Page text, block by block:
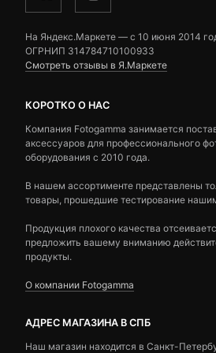
На Яндекс.Маркете — c 10 июня 2014
ОГРНИП 314784710100933
Смотреть отзывы в Я.Маркете
КОРОТКО О НАС
Компания Fotogamma занимается
аксессуаров для профессионального
оборудования с 2010 года.
В нашем ассортименте представлены
товары, прошедшие тестирование
Продукция плохого качества
предложить вашему вниманию
продукты.
О компании Fotogamma
АДРЕС МАГАЗИНА В СПБ
Наш магазин находится в Санкт-